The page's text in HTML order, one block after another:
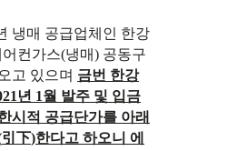
냉매 공급업체인 한강
어컨가스(냉매) 공동구
고 있으며 금번 한강
년 1월 발주 및 입금
시적 공급단가를 아래
引下)한다고 하오니 에